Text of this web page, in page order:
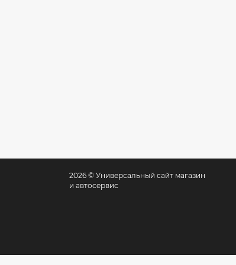
2026 © Универсальный сайт магазин
и автосервис